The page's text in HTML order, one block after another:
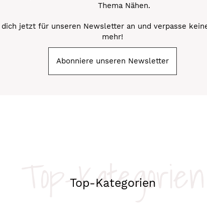
Thema Nähen.
dich jetzt für unseren Newsletter an und verpasse
mehr!
Abonniere unseren Newsletter
Top-Kategorien
Top-Kategorien